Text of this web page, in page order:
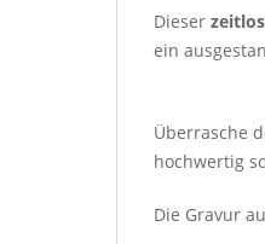
Dieser
ein
Überrasche
hochwertig
Die Gravur